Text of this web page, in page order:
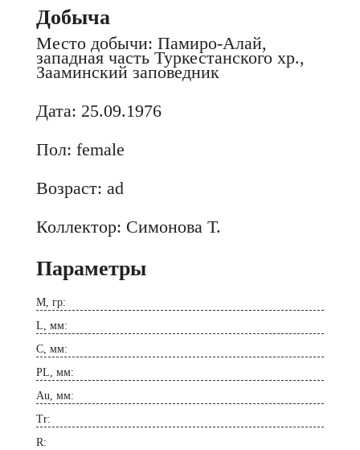
Добыча
Место добычи: Памиро-Алай,
западная часть Туркестанского хр.,
Зааминский заповедник
Дата: 25.09.1976
Пол: female
Возраст: ad
Коллектор: Симонова Т.
Параметры
M, гр:
L, мм:
C, мм:
PL, мм:
Au, мм:
Tr:
R: